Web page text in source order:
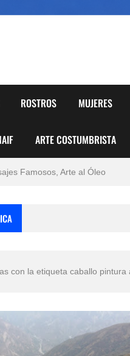
ROSTROS MUJERES
ARTE COSTUMBRISTA
Colorear Imágenes
Famosos, Arte al Óleo
Perfección del Dibujo A Lápiz,
las Actrices de Hollywood Más
con la etiqueta caballo pintura